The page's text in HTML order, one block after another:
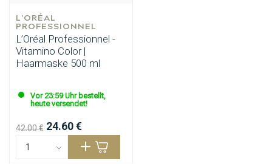
L'ORÉAL
PROFESSIONNEL
L’Oréal Professionnel -
Vitamino Color |
Haarmaske 500 ml
Vor 23:59 Uhr bestellt,
heute versendet!
42.00 € 24.60 €